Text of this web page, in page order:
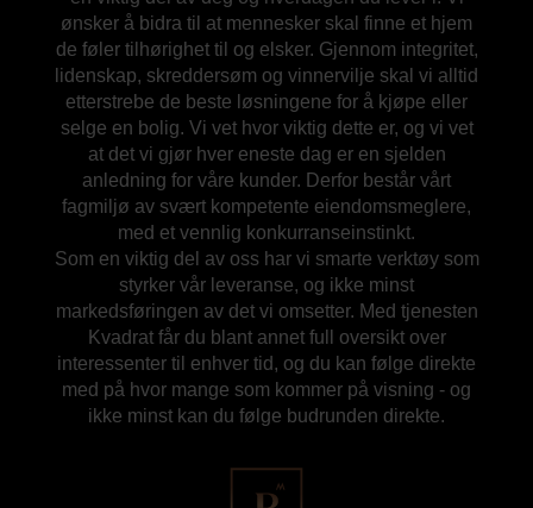
ønsker å bidra til at mennesker skal finne et hjem
de føler tilhørighet til og elsker. Gjennom integritet,
lidenskap, skreddersøm og vinnervilje skal vi alltid
etterstrebe de beste løsningene for å kjøpe eller
selge en bolig. Vi vet hvor viktig dette er, og vi vet
at det vi gjør hver eneste dag er en sjelden
anledning for våre kunder. Derfor består vårt
fagmiljø av svært kompetente eiendomsmeglere,
med et vennlig konkurranseinstinkt.
Som en viktig del av oss har vi smarte verktøy som
styrker vår leveranse, og ikke minst
markedsføringen av det vi omsetter. Med tjenesten
Kvadrat får du blant annet full oversikt over
interessenter til enhver tid, og du kan følge direkte
med på hvor mange som kommer på visning - og
ikke minst kan du følge budrunden direkte.